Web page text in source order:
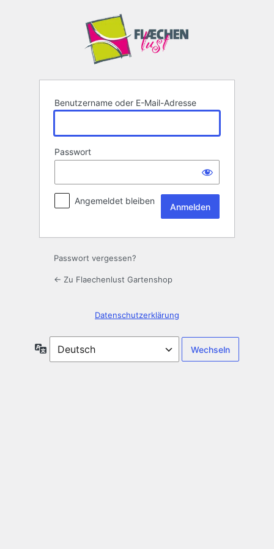
Benutzername oder E-Mail-Adresse
Passwort
Angemeldet bleiben
Passwort vergessen?
← Zu Flaechenlust Gartenshop
Datenschutzerklärung
Sprache